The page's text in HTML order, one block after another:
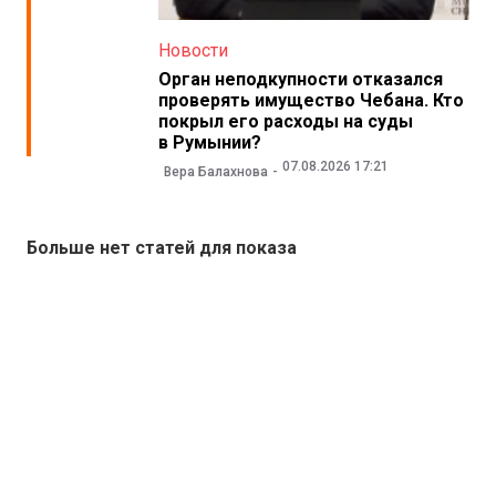
Новости
Орган неподкупности отказался
проверять имущество Чебана. Кто
покрыл его расходы на суды
в Румынии?
Вера Балахнова 07.08.2026 17:21
Больше нет статей для показа